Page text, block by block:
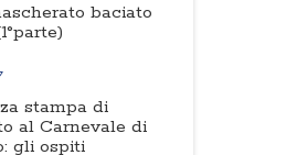
baciato
stampa di
al Carnevale di
gli ospiti